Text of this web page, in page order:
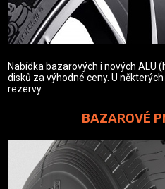
Nabídka bazarových i nových ALU
disků za výhodné ceny. U
rezervy.
BAZAROVÉ